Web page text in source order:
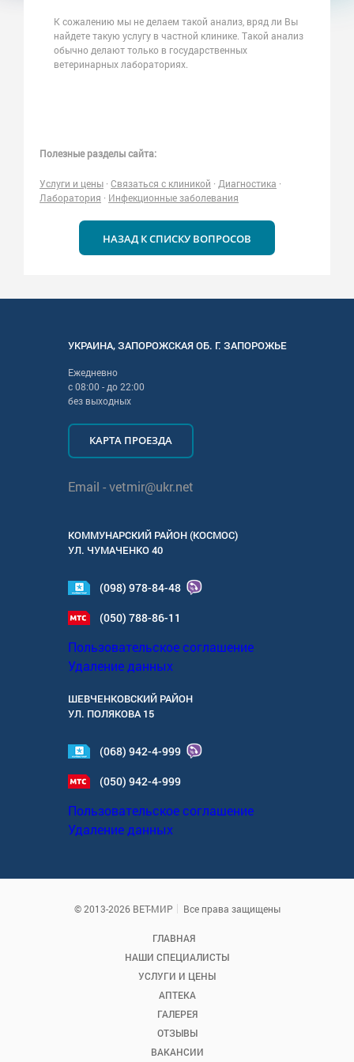
К сожалению мы не делаем такой анализ, вряд ли Вы
найдете такую услугу в частной клинике. Такой анализ
обычно делают только в государственных
ветеринарных лабораториях.
Полезные разделы сайта:
Услуги и цены · Связаться с клиникой · Диагностика ·
Лаборатория · Инфекционные заболевания
НАЗАД К СПИСКУ ВОПРОСОВ
УКРАИНА,ЗАПОРОЖСКАЯОБ. Г. ЗАПОРОЖЬЕ
Ежедневно
с08:00 - до22:00
без выходных
КАРТА ПРОЕЗДА
Email -vetmir@ukr.net
КОММУНАРСКИЙ РАЙОН (КОСМОС)
УЛ. ЧУМАЧЕНКО 40
(098) 978-84-48
(050) 788-86-11
Пользовательское соглашение
Удаление данных
ШЕВЧЕНКОВСКИЙ РАЙОН
УЛ. ПОЛЯКОВА 15
(068) 942-4-999
(050) 942-4-999
Пользовательское соглашение
Удаление данных
© 2013-2026 ВЕТ-МИР Все права защищены
ГЛАВНАЯ
НАШИ СПЕЦИАЛИСТЫ
УСЛУГИ И ЦЕНЫ
АПТЕКА
ГАЛЕРЕЯ
ОТЗЫВЫ
ВАКАНСИИ